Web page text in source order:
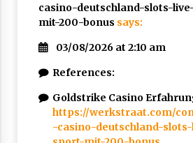
casino-deutschland-slots-
mit-200-bonus says:
03/08/2026 at 2:10 am
References:
Goldstrike Casino
https://werkstraat.com/
-casino-deutschland-